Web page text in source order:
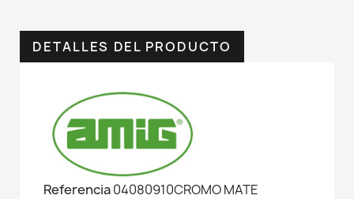
DETALLES DEL PRODUCTO
Referencia04080910CROMO MATE